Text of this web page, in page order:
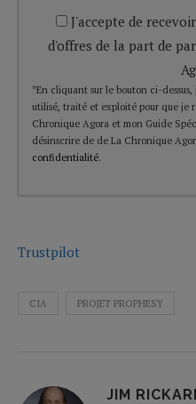
J'accepte de
d'offres de la part de
*En cliquant sur le bouton ci-
utilisé, traité et exploité pour que je
Chronique Agora et mon Guide
désinscrire de de La Chronique
confidentialité.
Trustpilot
CIA PROJET PROPHESY
JIM